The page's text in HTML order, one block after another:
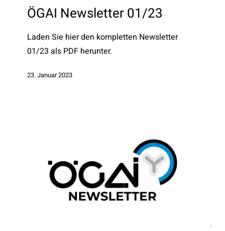
01/23ÖGAI Newsletter 01/23
Laden Sie hier den kompletten Newsletter
01/23 als PDF herunter.
23. Januar 2023